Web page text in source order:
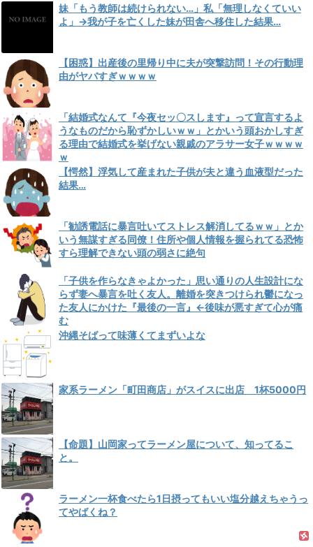
妹「もう教師は続けられない…」私「無理しなくていい
よ」→我が子を亡くした妹が田舎へ移住した結果…
【困惑】出産後の里帰り中に夫が突撃訪問！その行動理
由がヤバすぎｗｗｗｗ
「結婚式なんて『今夜セッ〇スします』って宣言するよ
うなものだから恥ずかしいｗｗ」とかいう頭おかしすぎ
る理由で結婚式を挙げない親戚のアラサー女子ｗｗｗｗ
ｗ
【愕然】浮気して産まれた子供が夫と違う血液型だった
結果…
「勧誘電話に暴言吐いてストレス解消してるｗｗ」とか
いう無謀すぎる同僚！住所や個人情報を握られてる恐怖
すら理解できない頭の弱さに絶句
「子供を作らなきゃよかった」思い通りの人生設計にな
らず妻へ暴言を吐く友人。離婚を突きつけられ鬱になっ
た友人にかけた『最後の一言』←後味が悪すぎて心が痛
む
沖縄そばって味薄くてまずいよな
家系ラーメン「町田商店」がスイスに出店 1杯5000円
【命題】山岡家ってラーメン屋について、知ってるこ
と。
ラーメン一杯食べたら1日摂ってもいい塩分越えちゃうっ
てやばくね？